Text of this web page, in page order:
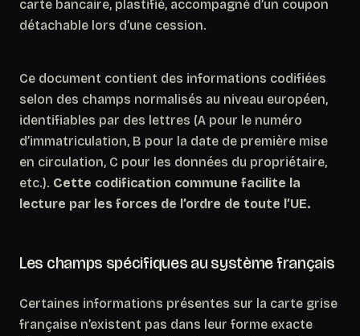
carte bancaire, plastifié, accompagné d’un coupon
détachable lors d’une cession.
Ce document contient des informations codifiées
selon des champs normalisés au niveau européen,
identifiables par des lettres (A pour le numéro
d’immatriculation, B pour la date de première mise
en circulation, C pour les données du propriétaire,
etc.). Cette codification commune facilite la
lecture par les forces de l’ordre de toute l’UE.
Les champs spécifiques au système français
Certaines informations présentes sur la carte grise
française n’existent pas dans leur forme exacte